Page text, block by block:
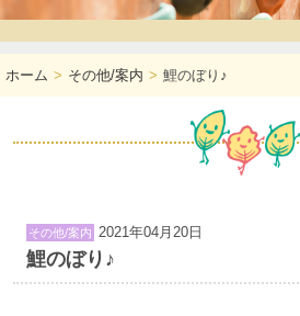
ホーム その他/案内 鯉のぼり♪
その他/案内 2021年04月20日
鯉のぼり♪